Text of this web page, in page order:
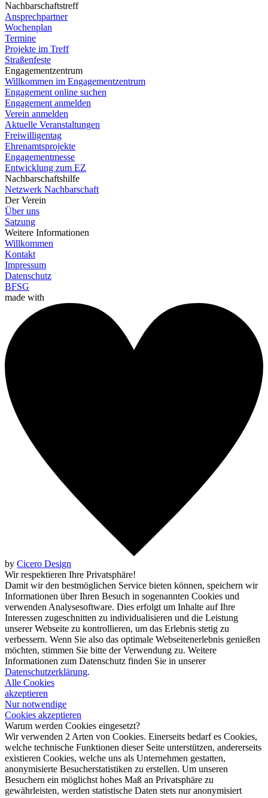
Nachbarschaftstreff
Ansprechpartner
Wochenplan
Termine
Projekte im Treff
Straßenfeste
Engagementzentrum
Willkommen im Engagementzentrum
Engagement online suchen
Engagement anmelden
Verein anmelden
Aktuelle Veranstaltungen
Freiwilligentag
Ehrenamtsprojekte
Engagementmesse
Entwicklung zum EZ
Nachbarschaftshilfe
Netzwerk Nachbarschaft
Der Verein
Über uns
Satzung
Weitere Informationen
Willkommen
Kontakt
Impressum
Datenschutz
BFSG
made with
by Cicero Design
Wir respektieren Ihre Privatsphäre!
Damit wir den bestmöglichen Service bieten können, speichern wir
Informationen über Ihren Besuch in sogenannten Cookies und
verwenden Analysesoftware. Dies erfolgt um Inhalte auf Ihre
Interessen zugeschnitten zu individualisieren und die Leistung
unserer Webseite zu kontrollieren, um das Erlebnis stetig zu
verbessern. Wenn Sie also das optimale Webseitenerlebnis genießen
möchten, stimmen Sie bitte der Verwendung zu. Weitere
Informationen zum Datenschutz finden Sie in unserer
Datenschutzerklärung.
Alle Cookies
akzeptieren
Nur notwendige
Cookies akzeptieren
Warum werden Cookies eingesetzt?
Wir verwenden 2 Arten von Cookies. Einerseits bedarf es Cookies,
welche technische Funktionen dieser Seite unterstützen, andererseits
existieren Cookies, welche uns als Unternehmen gestatten,
anonymisierte Besucherstatistiken zu erstellen. Um unseren
Besuchern ein möglichst hohes Maß an Privatsphäre zu
gewährleisten, werden statistische Daten stets nur anonymisiert